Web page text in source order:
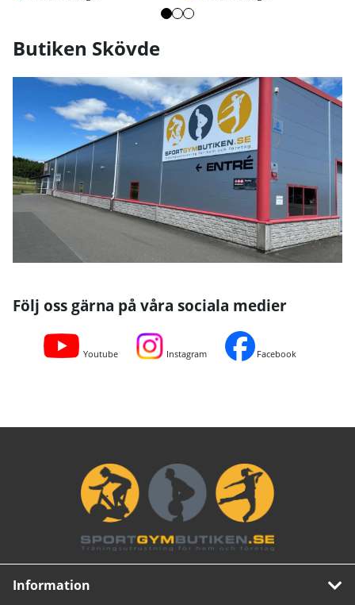
Butiken Skövde
Följ oss gärna på våra sociala medier
Youtube Instagram Facebook
Information